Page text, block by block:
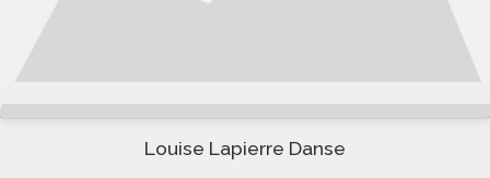
Louise Lapierre Danse